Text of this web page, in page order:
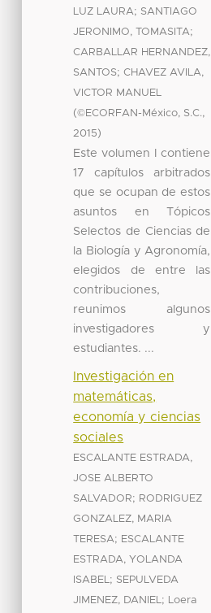
LUZ LAURA; SANTIAGO
JERONIMO, TOMASITA;
CARBALLAR HERNANDEZ,
SANTOS;CHAVEZ AVILA,
VICTOR MANUEL
(©ECORFAN-México, S.C.,
2015)
Este volumen I contiene
17 capítulos arbitrados
que se ocupan de estos
asuntos en Tópicos
Selectos de Ciencias de
la Biología y Agronomía,
elegidos de entre las
contribuciones,
reunimos algunos
investigadores y
estudiantes. ...
Investigación en
matemáticas,
economía y ciencias
sociales
ESCALANTE ESTRADA,
JOSE ALBERTO
SALVADOR; RODRIGUEZ
GONZALEZ, MARIA
TERESA; ESCALANTE
ESTRADA, YOLANDA
ISABEL ; SEPULVEDA
JIMENEZ, DANIEL ;
Loera